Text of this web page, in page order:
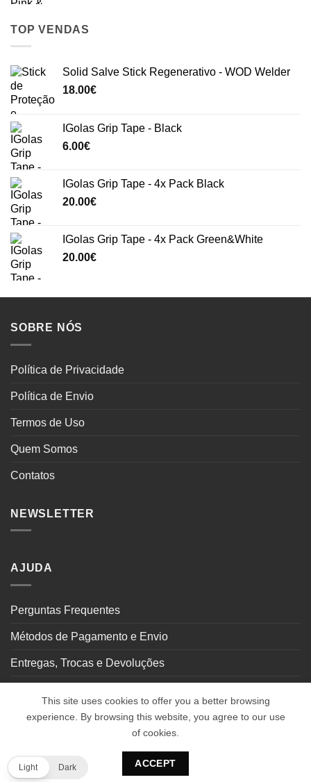
TOP VENDAS
Solid Salve Stick Regenerativo - WOD Welder
18.00€
IGolas Grip Tape - Black
6.00€
IGolas Grip Tape - 4x Pack Black
20.00€
IGolas Grip Tape - 4x Pack Green&White
20.00€
SOBRE NÓS
Política de Privacidade
Política de Envio
Termos de Uso
Quem Somos
Contatos
NEWSLETTER
AJUDA
Perguntas Frequentes
Métodos de Pagamento e Envio
Entregas, Trocas e Devoluções
Copyright 2026 ©IGOLAS Fitness
Light Dark
This site uses cookies to offer you a better browsing
experience. By browsing this website, you agree to our use
of cookies.
ACCEPT